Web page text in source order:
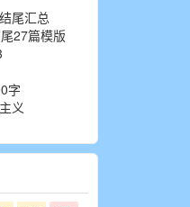
尾汇总
27篇模版
字
义